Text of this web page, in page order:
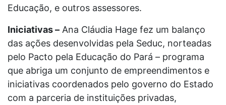
Educação, e outros assessores.
Iniciativas – Ana Cláudia Hage fez um balanço
das ações desenvolvidas pela Seduc, norteadas
pelo Pacto pela Educação do Pará – programa
que abriga um conjunto de empreendimentos e
iniciativas coordenados pelo governo do Estado
com a parceria de instituições privadas,